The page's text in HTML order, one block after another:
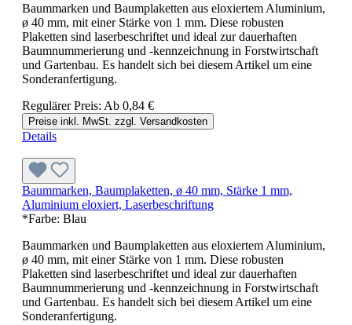
Baummarken und Baumplaketten aus eloxiertem Aluminium,
ø 40 mm, mit einer Stärke von 1 mm. Diese robusten
Plaketten sind laserbeschriftet und ideal zur dauerhaften
Baumnummerierung und -kennzeichnung in Forstwirtschaft
und Gartenbau. Es handelt sich bei diesem Artikel um eine
Sonderanfertigung.
Regulärer Preis: Ab 0,84 €
Preise inkl. MwSt. zzgl. Versandkosten
Details
Baummarken, Baumplaketten, ø 40 mm, Stärke 1 mm,
Aluminium eloxiert, Laserbeschriftung
*Farbe: Blau
Baummarken und Baumplaketten aus eloxiertem Aluminium,
ø 40 mm, mit einer Stärke von 1 mm. Diese robusten
Plaketten sind laserbeschriftet und ideal zur dauerhaften
Baumnummerierung und -kennzeichnung in Forstwirtschaft
und Gartenbau. Es handelt sich bei diesem Artikel um eine
Sonderanfertigung.